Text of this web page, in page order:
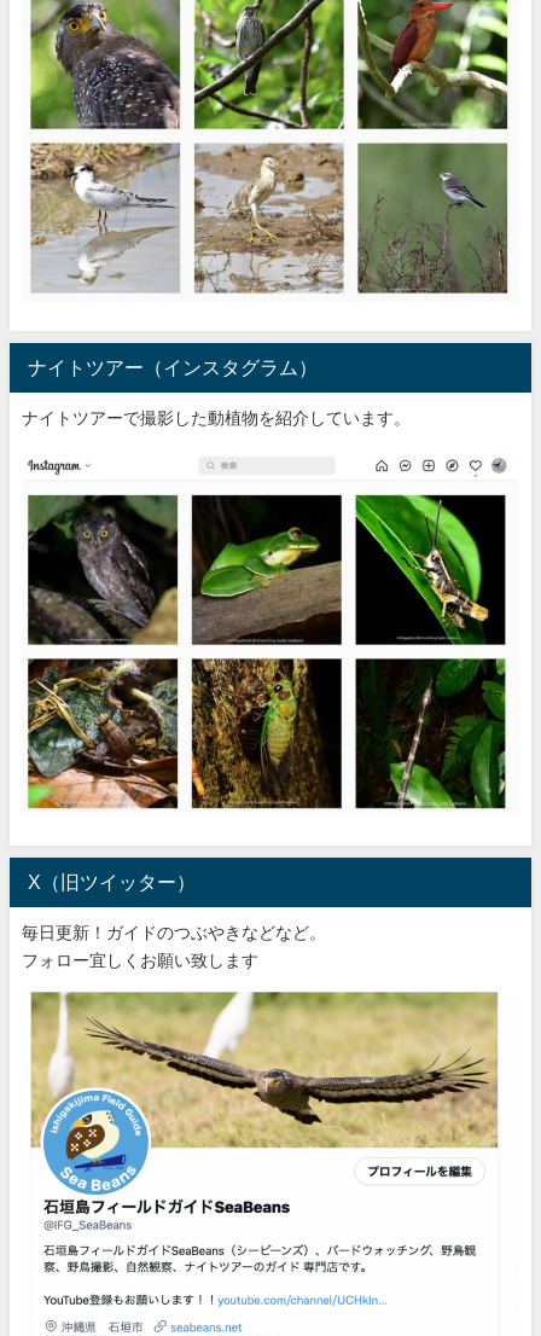
ナイトツアー（インスタグラム）
ナイトツアーで撮影した動植物を紹介しています。
X（旧ツイッター）
毎日更新！ガイドのつぶやきなどなど。
フォロー宜しくお願い致します